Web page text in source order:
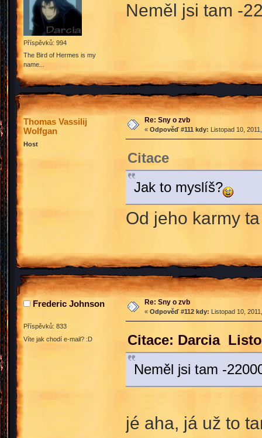
Příspěvků: 994
The Bird of Hermes is my
name...
Neměl jsi tam -
Thomas Vassilij
Wolfgan
Host
Re: Sny o zvb
« Odpověď #111 kdy: Listopad 10,
Citace
Jak to myslíš?
Od jeho karmy
Frederic Johnson
Příspěvků: 833
Víte jak chodí e-mail? :D
Re: Sny o zvb
« Odpověď #112 kdy: Listopad 10,
Citace: Darcia
Neměl jsi tam -
jé aha, já už to